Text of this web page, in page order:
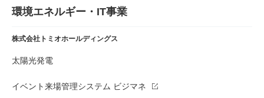
環境エネルギー・IT事業
株式会社トミオホールディングス
太陽光発電
イベント来場管理システム ビジマネ